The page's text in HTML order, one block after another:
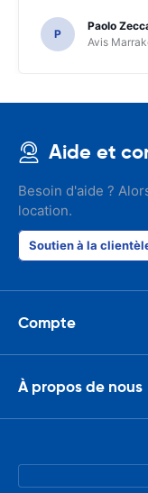
P
Paolo
Avis
Aide et
Besoin d'aide ?
location.
Soutien à la
Compte
À propos de nous